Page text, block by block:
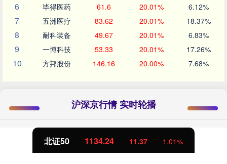
6 毕得医药 61.6 20.01% 6.12%
7 五洲医疗 83.62 20.01% 18.37%
8 耐科装备 49.67 20.01% 6.83%
9 一博科技 53.33 20.01% 17.26%
10 方邦股份 146.16 20.00% 7.68%
沪深京行情 实时轮播
北证50 1134.24 11.37 1.01%